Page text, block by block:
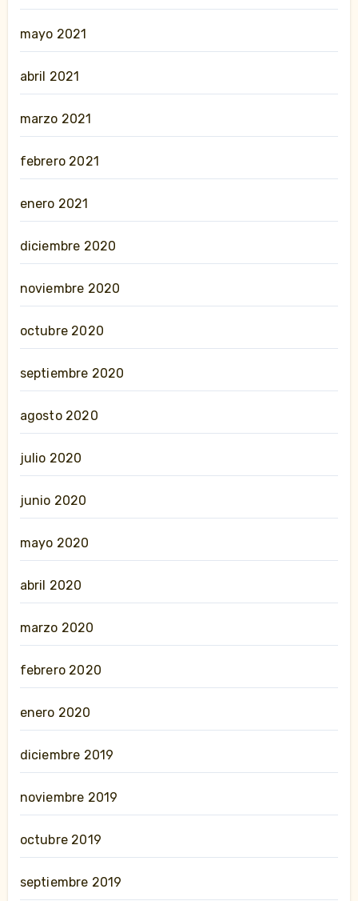
mayo 2021
abril 2021
marzo 2021
febrero 2021
enero 2021
diciembre 2020
noviembre 2020
octubre 2020
septiembre 2020
agosto 2020
julio 2020
junio 2020
mayo 2020
abril 2020
marzo 2020
febrero 2020
enero 2020
diciembre 2019
noviembre 2019
octubre 2019
septiembre 2019